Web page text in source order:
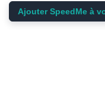
Ajouter SpeedMe à